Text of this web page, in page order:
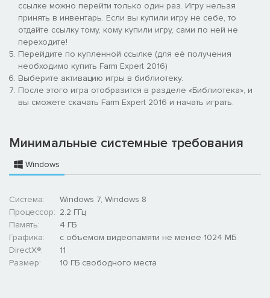
ссылке можно перейти только один раз. Игру нельзя
принять в инвентарь. Если вы купили игру не себе, то
отдайте ссылку тому, кому купили игру, сами по ней не
переходите!
Перейдите по купленной ссылке (для её получения
необходимо купить Farm Expert 2016)
Выберите активацию игры в библиотеку.
После этого игра отобразится в разделе «Библиотека», и
вы сможете скачать Farm Expert 2016 и начать играть.
Минимальные системные требования
Windows
Система:
Windows 7, Windows 8
Процессор: 2.2 ГГц
Память:
4 ГБ
Графика:
с объемом видеопамяти не менее 1024 МБ
DirectX®:
11
Размер:
10 ГБ свободного места